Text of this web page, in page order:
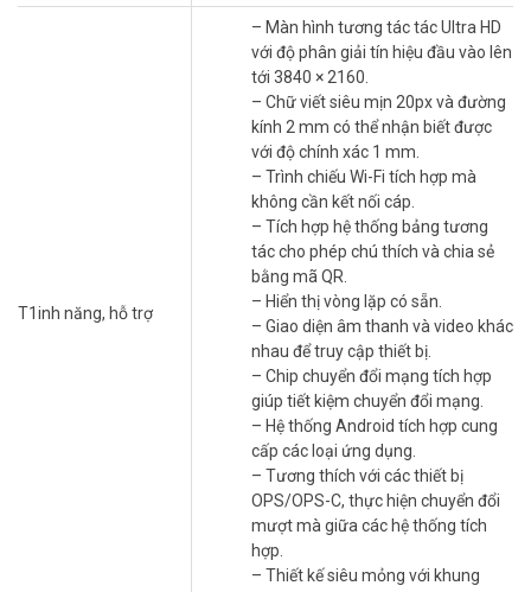
T1inh năng, hỗ trợ
– Màn hình tương tác tác Ultra HD
với độ phân giải tín hiệu đầu vào lên
tới 3840 × 2160.
– Chữ viết siêu mịn 20px và đường
kính 2 mm có thể nhận biết được
với độ chính xác 1 mm.
– Trình chiếu Wi-Fi tích hợp mà
không cần kết nối cáp.
– Tích hợp hệ thống bảng tương
tác cho phép chú thích và chia sẻ
bằng mã QR.
– Hiển thị vòng lặp có sẵn.
– Giao diện âm thanh và video khác
nhau để truy cập thiết bị.
– Chip chuyển đổi mạng tích hợp
giúp tiết kiệm chuyển đổi mạng.
– Hệ thống Android tích hợp cung
cấp các loại ứng dụng.
– Tương thích với các thiết bị
OPS/OPS-C, thực hiện chuyển đổi
mượt mà giữa các hệ thống tích
hợp.
– Thiết kế siêu mỏng với khung